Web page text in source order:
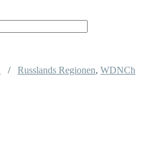
/ Russlands Regionen, WDNCh